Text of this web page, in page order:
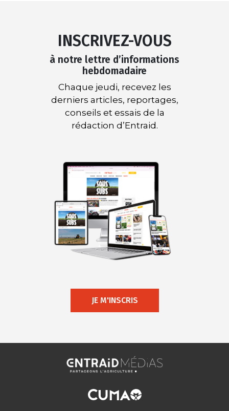
INSCRIVEZ-VOUS
à notre lettre d’informations
hebdomadaire
Chaque jeudi, recevez les
derniers articles, reportages,
conseils et essais de la
rédaction d’Entraid.
JE M'INSCRIS